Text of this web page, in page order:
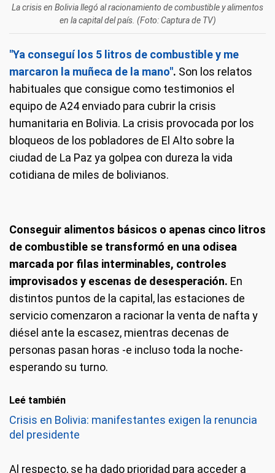
La crisis en Bolivia llegó al racionamiento de combustible y alimentos
en la capital del país. (Foto: Captura de TV)
"Ya conseguí los 5 litros de combustible y me
marcaron la muñeca de la mano". Son los relatos
habituales que consigue como testimonios el
equipo de A24 enviado para cubrir la crisis
humanitaria en Bolivia. La crisis provocada por los
bloqueos de los pobladores de El Alto sobre la
ciudad de La Paz ya golpea con dureza la vida
cotidiana de miles de bolivianos.
Conseguir alimentos básicos o apenas cinco litros
de combustible se transformó en una odisea
marcada por filas interminables, controles
improvisados y escenas de desesperación. En
distintos puntos de la capital, las estaciones de
servicio comenzaron a racionar la venta de nafta y
diésel ante la escasez, mientras decenas de
personas pasan horas -e incluso toda la noche-
esperando su turno.
Leé también
Crisis en Bolivia: manifestantes exigen la renuncia
del presidente
Al respecto, se ha dado prioridad para acceder a